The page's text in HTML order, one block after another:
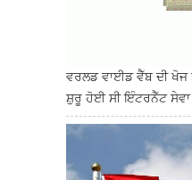
ਵਰਲਡ ਵਾਈਡ ਵੈੱਬ ਦੀ ਖੋਜ
ਸ਼ੁਰੂ ਹੋਈ ਸੀ ਇੰਟਰਨੈੱਟ ਸੇਵਾ